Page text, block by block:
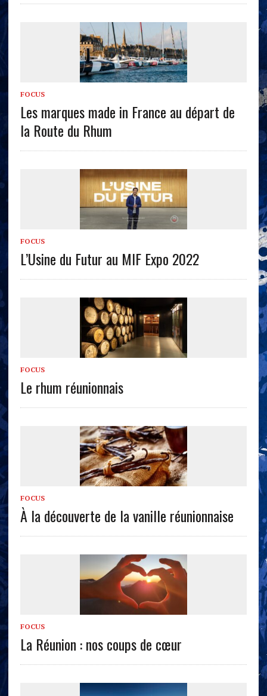
FOCUS
Les marques made in France au départ de
la Route du Rhum
FOCUS
L’Usine du Futur au MIF Expo 2022
FOCUS
Le rhum réunionnais
FOCUS
À la découverte de la vanille réunionnaise
FOCUS
La Réunion : nos coups de cœur